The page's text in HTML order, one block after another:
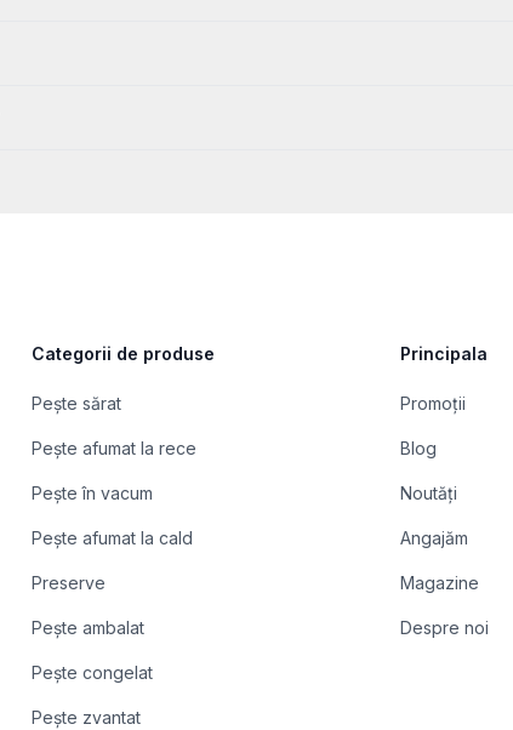
Categorii de produse
Pește sărat
Pește afumat la rece
Pește în vacum
Pește afumat la cald
Preserve
Pește ambalat
Pește congelat
Pește zvantat
Principala
Promoții
Blog
Noutăți
Angajăm
Magazine
Despre noi